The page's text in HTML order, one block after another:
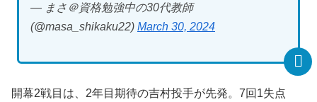
— まさ＠資格勉強中の30代教師
(@masa_shikaku22) March 30, 2024
開幕2戦目は、2年目期待の吉村投手が先発。7回1失点